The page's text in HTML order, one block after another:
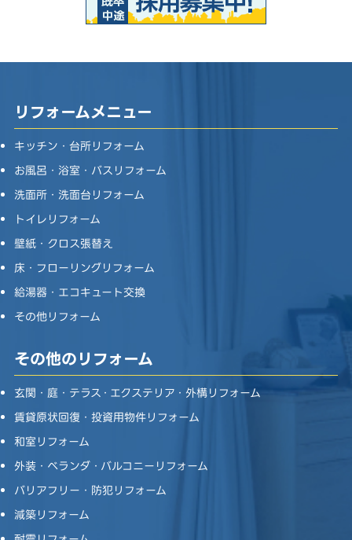
リフォームメニュー
キッチン・台所リフォーム
お風呂・浴室・バスリフォーム
洗面所・洗面台リフォーム
トイレリフォーム
壁紙・クロス張替え
床・フローリングリフォーム
給湯器・エコキュート交換
その他リフォーム
その他のリフォーム
玄関・庭・テラス・エクステリア・外構リフォーム
賃貸原状回復・投資用物件リフォーム
和室リフォーム
外装・ベランダ・バルコニーリフォーム
バリアフリー・防犯リフォーム
減築リフォーム